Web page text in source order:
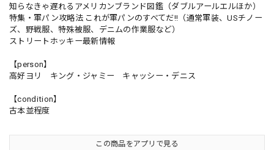
知らなきゃ遅れるアメリカンブランド図鑑（ダブルアールエルほか）
特集・軍パン攻略法 これが軍パンのすべてだ!!（通常軍装、USチノー
ズ、野戦服、特殊被服、デニムの作業服など）
ストリートホッキー最新情報
【person】
高好ヨリ キング・ジャミー キャッシー・デニス
【condition】
古本並程度
この商品をアプリで見る